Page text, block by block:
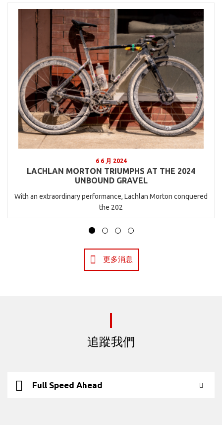
6 6 月 2024
LACHLAN MORTON TRIUMPHS AT THE 2024
UNBOUND GRAVEL
With an extraordinary performance, Lachlan Morton conquered
the 202
更多消息
追蹤我們
Full Speed Ahead